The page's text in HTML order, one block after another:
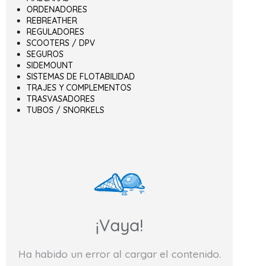
ORDENADORES
REBREATHER
REGULADORES
SCOOTERS / DPV
SEGUROS
SIDEMOUNT
SISTEMAS DE FLOTABILIDAD
TRAJES Y COMPLEMENTOS
TRASVASADORES
TUBOS / SNORKELS
¡Vaya!
Ha habido un error al cargar el contenido.